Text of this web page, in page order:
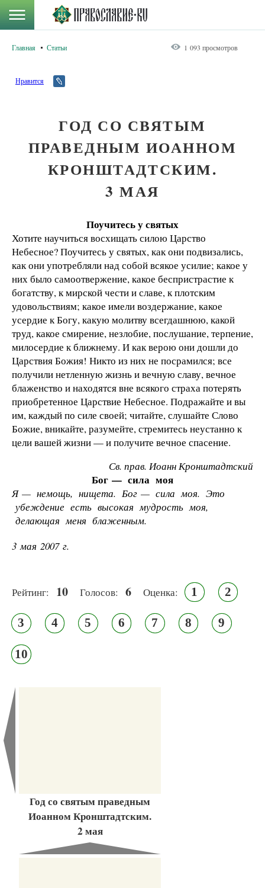
Главная Статьи 1 093 просмотров
Нравится
ГОД СО СВЯТЫМ
ПРАВЕДНЫМ ИОАННОМ
КРОНШТАДТСКИМ.
3 МАЯ
Поучитесь у святых
Хотите научиться восхищать силою Царство
Небесное? Поучитесь у святых, как они подвизались,
как они употребляли над собой всякое усилие; какое у
них было самоотвержение, какое беспристрастие к
богатству, к мирской чести и славе, к плотским
удовольствиям; какое имели воздержание, какое
усердие к Богу, какую молитву всегдашнюю, какой
труд, какое смирение, незлобие, послушание, терпение,
милосердие к ближнему. И как верою они дошли до
Царствия Божия! Никто из них не посрамился; все
получили нетленную жизнь и вечную славу, вечное
блаженство и находятся вне всякого страха потерять
приобретенное Царствие Небесное. Подражайте и вы
им, каждый по силе своей; читайте, слушайте Слово
Божие, вникайте, разумейте, стремитесь неустанно к
цели вашей жизни — и получите вечное спасение.
Св. прав. Иоанн Кронштадтский
Бог — сила моя
Я — немощь, нищета. Бог — сила моя. Это
убеждение есть высокая мудрость моя,
делающая меня блаженным.
3 мая 2007 г.
Рейтинг: 10 Голосов: 6 Оценка: 1 2
3 4 5 6 7 8 9
10
Год со святым праведным
Иоанном Кронштадтским.
2 мая